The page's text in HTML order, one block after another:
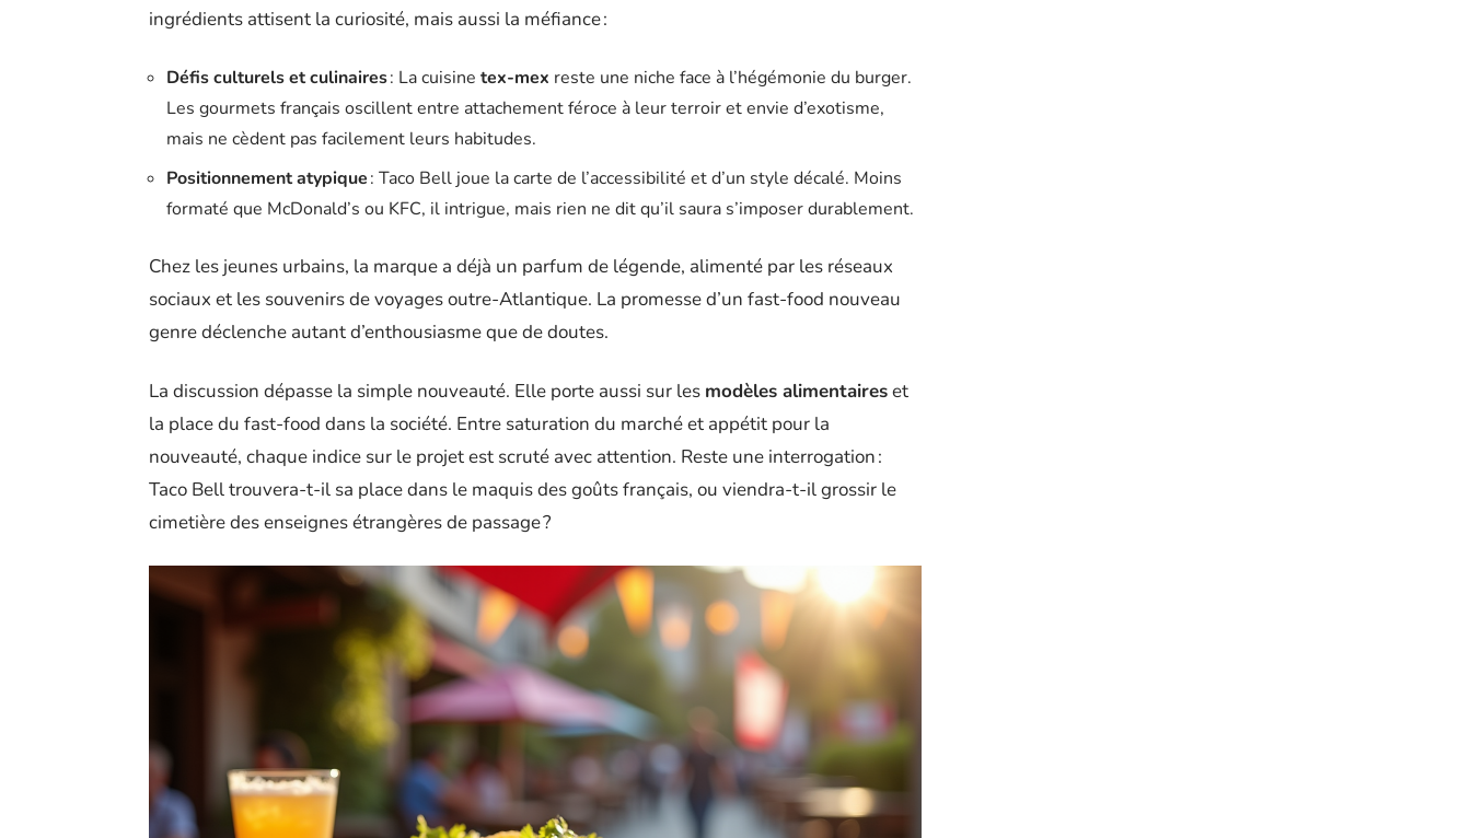
ingrédients attisent la curiosité, mais aussi la méfiance :
Défis culturels et culinaires: La cuisine tex-mex reste une niche face à l’hégémonie du burger.
Les gourmets français oscillent entre attachement féroce à leur terroir et envie d’exotisme,
mais ne cèdent pas facilement leurs habitudes.
Positionnement atypique: Taco Bell joue la carte de l’accessibilité et d’un style décalé. Moins
formaté que McDonald’s ou KFC, il intrigue, mais rien ne dit qu’il saura s’imposer durablement.
Chez les jeunes urbains, la marque a déjà un parfum de légende, alimenté par les réseaux
sociaux et les souvenirs de voyages outre-Atlantique. La promesse d’un fast-food nouveau
genre déclenche autant d’enthousiasme que de doutes.
La discussion dépasse la simple nouveauté. Elle porte aussi sur les modèles alimentaireset
la place du fast-food dans la société. Entre saturation du marché et appétit pour la
nouveauté, chaque indice sur le projet est scruté avec attention. Reste une interrogation :
Taco Bell trouvera-t-il sa place dans le maquis des goûts français, ou viendra-t-il grossir le
cimetière des enseignes étrangères de passage ?